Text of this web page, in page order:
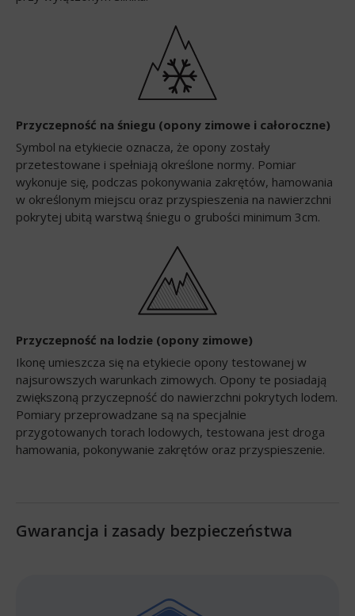
Przyczepność na śniegu (opony zimowe i całoroczne)
Symbol na etykiecie oznacza, że opony zostały
przetestowane i spełniają określone normy. Pomiar
wykonuje się, podczas pokonywania zakrętów, hamowania
w określonym miejscu oraz przyspieszenia na nawierzchni
pokrytej ubitą warstwą śniegu o grubości minimum 3cm.
Przyczepność na lodzie (opony zimowe)
Ikonę umieszcza się na etykiecie opony testowanej w
najsurowszych warunkach zimowych. Opony te posiadają
zwiększoną przyczepność do nawierzchni pokrytych lodem.
Pomiary przeprowadzane są na specjalnie
przygotowanych torach lodowych, testowana jest droga
hamowania, pokonywanie zakrętów oraz przyspieszenie.
Gwarancja i zasady bezpieczeństwa